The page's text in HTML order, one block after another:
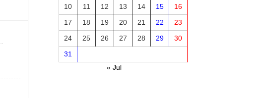
10
11 12 13 14 15
16
17
18 19 20 21 22
23
24
25 26 27 28 29
30
31
« Jul